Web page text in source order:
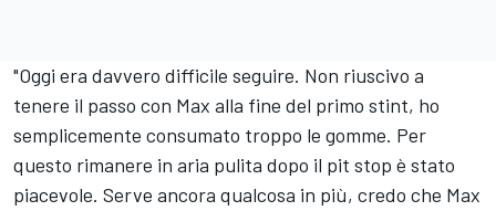
"Oggi era davvero difficile seguire. Non riuscivo a
tenere il passo con Max alla fine del primo stint, ho
semplicemente consumato troppo le gomme. Per
questo rimanere in aria pulita dopo il pit stop è stato
piacevole. Serve ancora qualcosa in più, credo che Max